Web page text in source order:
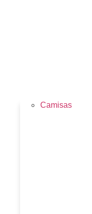
Camisas